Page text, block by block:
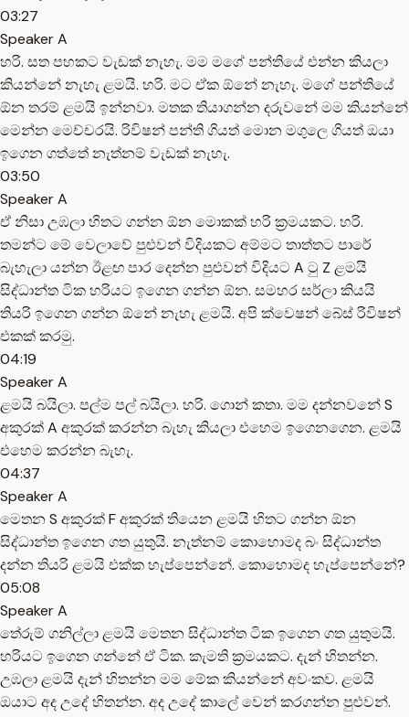
03:27
Speaker A
හරි. සත පහකට වැඩක් නැහැ. මම මගේ පන්තියේ එන්න කියලා
කියන්නේ නැහැ ළමයි. හරි. මට ඒක ඕනේ නැහැ. මගේ පන්තියේ
ඕන තරම් ළමයි ඉන්නවා. මතක තියාගන්න දරුවනේ මම කියන්නේ
මෙන්න මෙච්චරයි. රිවිෂන් පන්ති ගියත් මොන මගුලෙ ගියත් ඔයා
ඉගෙන ගත්තේ නැත්නම් වැඩක් නැහැ.
03:50
Speaker A
ඒ නිසා උඹලා හිතට ගන්න ඕන මොකක් හරි ක්‍රමයකට. හරි.
තමන්ට මේ වෙලාවේ පුළුවන් විදියකට අම්මට තාත්තට පාරේ
බැහැලා යන්න ඊළඟ පාර දෙන්න පුළුවන් විදියට A ටු Z ළමයි
සිද්ධාන්ත ටික හරියට ඉගෙන ගන්න ඕන. සමහර සර්ලා කියයි
තියරි ඉගෙන ගන්න ඕනේ නැහැ ළමයි. අපි ක්වෙෂන් බේස් රිවිෂන්
එකක් කරමු.
04:19
Speaker A
ළමයි බයිලා. පල්ම පල් බයිලා. හරි. ගොන් කතා. මම දන්නවනේ S
අකුරක් A අකුරක් කරන්න බැහැ කියලා එහෙම ඉගෙනගෙන. ළමයි
එහෙම කරන්න බැහැ.
04:37
Speaker A
මෙතන S අකුරක් F අකුරක් තියෙන ළමයි හිතට ගන්න ඕන
සිද්ධාන්ත ඉගෙන ගත යුතුයි. නැත්නම් කොහොමද බං සිද්ධාන්ත
දන්න තියරි ළමයි එක්ක හැප්පෙන්නේ. කොහොමද හැප්පෙන්නේ?
05:08
Speaker A
තේරුම් ගනිල්ලා ළමයි මෙතන සිද්ධාන්ත ටික ඉගෙන ගත යුතුමයි.
හරියට ඉගෙන ගන්නේ ඒ ටික. කැමති ක්‍රමයකට. දැන් හිතන්න.
උඹලා ළමයි දැන් හිතන්න මම මේක කියන්නේ අවංකව. ළමයි
ඔයාට අද උදේ හිතන්න. අද උදේ කාලේ වෙන් කරගන්න පුළුවන්.